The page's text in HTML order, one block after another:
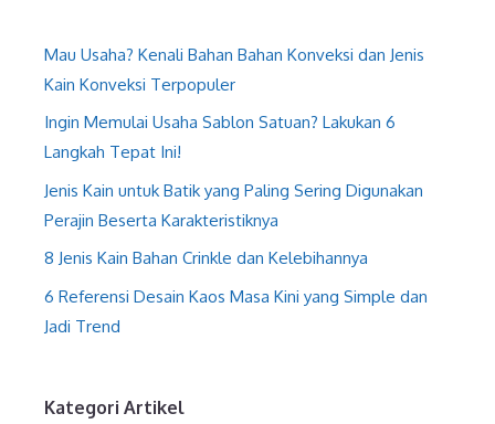
Mau Usaha? Kenali Bahan Bahan Konveksi dan Jenis
Kain Konveksi Terpopuler
Ingin Memulai Usaha Sablon Satuan? Lakukan 6
Langkah Tepat Ini!
Jenis Kain untuk Batik yang Paling Sering Digunakan
Perajin Beserta Karakteristiknya
8 Jenis Kain Bahan Crinkle dan Kelebihannya
6 Referensi Desain Kaos Masa Kini yang Simple dan
Jadi Trend
Kategori Artikel